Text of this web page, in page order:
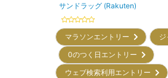
サンドラッグ (Rakuten)
マラソンエントリー
0のつく日エントリー
ウェブ検索利用エントリー